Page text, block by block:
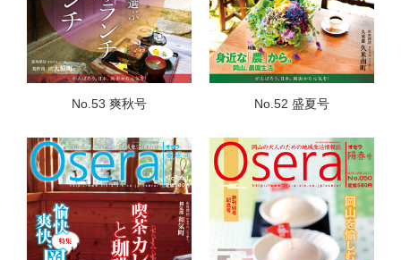
No.53 爽秋号 No.52 盛夏号